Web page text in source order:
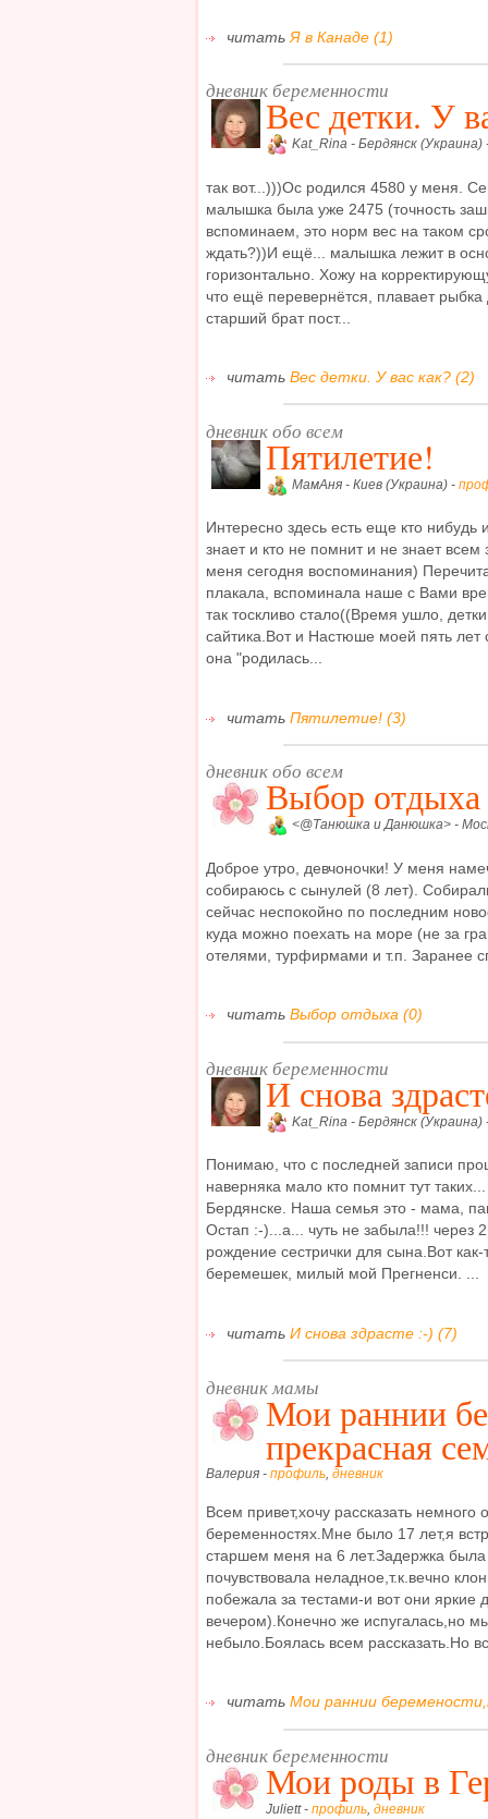
читать Я в Канаде (1)
дневник беременности
Вес детки. У
Kat_Rina - Бердянск (Украина)
так вот...)))Ос родился 4580 у меня.
малышка была уже 2475 (точность
вспоминаем, это норм вес на таком
ждать?))И ещё... малышка лежит в
горизонтально. Хожу на
что ещё перевернётся, плавает рыбка
старший брат пост...
читать Вес детки. У вас как? (2)
дневник обо всем
Пятилетие!
МамАня - Киев (Украина) -
Интересно здесь есть еще кто нибудь
знает и кто не помнит и не знает
меня сегодня воспоминания)
плакала, вспоминала наше с Вами
так тоскливо стало((Время ушло,
сайтика.Вот и Настюше моей пять лет
она "родилась...
читать Пятилетие! (3)
дневник обо всем
Выбор отдыха
<@Танюшка и Данюшка> -
Доброе утро, девчоночки! У меня
собираюсь с сынулей (8 лет).
сейчас неспокойно по последним
куда можно поехать на море (не за
отелями, турфирмами и т.п. Заранее
читать Выбор отдыха (0)
дневник беременности
И снова
Kat_Rina - Бердянск (Украина)
Понимаю, что с последней записи
наверняка мало кто помнит тут
Бердянске. Наша семья это - мама,
Остап :-)...а... чуть не забыла!!!
рождение сестрички для сына.Вот
беремешек, милый мой Прегненси. ...
читать И снова здрасте :-) (7)
дневник мамы
Мои раннии
прекрасная
Валерия - профиль, дневник
Всем привет,хочу рассказать немного
беременностях.Мне было 17 лет,я
старшем меня на 6 лет.Задержка
почувствовала неладное,т.к.вечно
побежала за тестами-и вот они яркие
вечером).Конечно же испугалась,но
небыло.Боялась всем рассказать.Но
читать Мои раннии
дневник беременности
Мои роды в
Juliett - профиль, дневник